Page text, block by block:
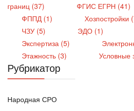
границ (37)
ФГИС ЕГРН (41)
ФППД (1)
Хозпостройки
ЧЗУ (5)
ЭДО (1)
Экспертиза (5)
Этажность (3)
Условные
Рубрикатор
Народная СРО